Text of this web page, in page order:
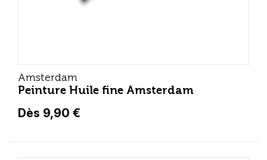
Amsterdam
Peinture Huile fine Amsterdam
Dès 9,90 €